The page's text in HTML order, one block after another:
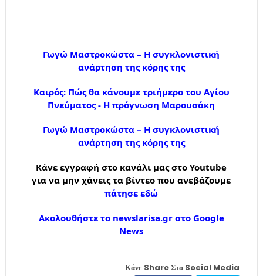
Γωγώ Μαστροκώστα – Η συγκλονιστική
ανάρτηση της κόρης της
Καιρός: Πώς θα κάνουμε τριήμερο του Αγίου
Πνεύματος - Η πρόγνωση Μαρουσάκη
Γωγώ Μαστροκώστα – Η συγκλονιστική
ανάρτηση της κόρης της
Κάνε εγγραφή στο κανάλι μας στο Youtube
για να μην χάνεις τα βίντεο που ανεβάζουμε
πάτησε εδώ
Ακολουθήστε το newslarisa.gr στο Google
News
Κάνε Share Στα Social Media